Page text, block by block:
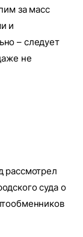
за масс
и
– следует
не
рассмотрел
суда о